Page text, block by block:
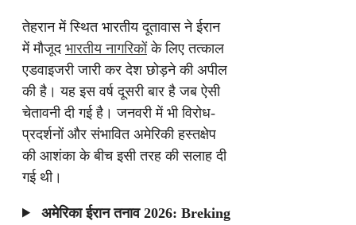
तेहरान में स्थित भारतीय दूतावास ने ईरान
में मौजूद भारतीय नागरिकोंके लिए तत्काल
एडवाइजरी जारी कर देश छोड़ने की अपील
की है। यह इस वर्ष दूसरी बार है जब ऐसी
चेतावनी दी गई है। जनवरी में भी विरोध-
प्रदर्शनों और संभावित अमेरिकी हस्तक्षेप
की आशंका के बीच इसी तरह की सलाह दी
गई थी।
अमेरिका ईरान तनाव 2026: Breking